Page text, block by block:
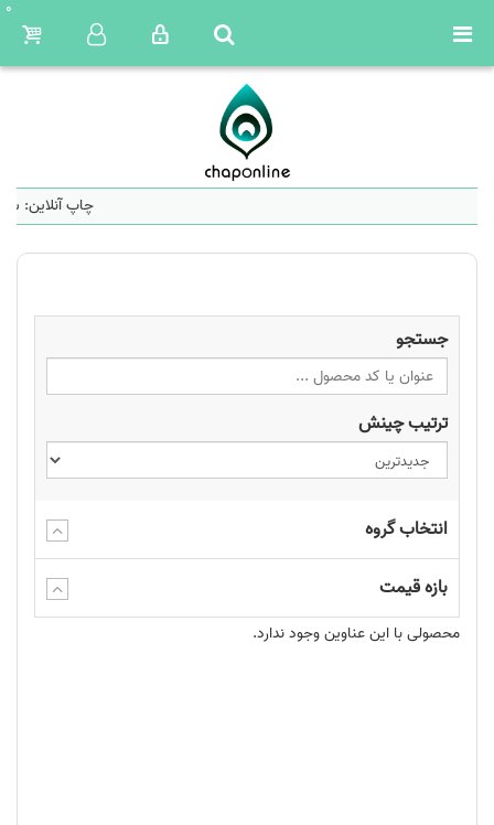
0
چاپ آنلاین:
جستجو
ترتیب چینش
انتخاب گروه
بازه قیمت
محصولی با این عناوین وجود ندارد.